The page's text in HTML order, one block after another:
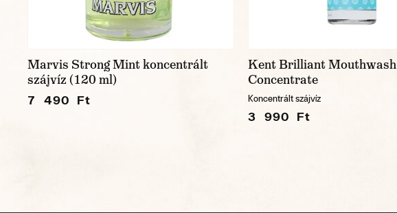
Marvis Strong Mint koncentrált
szájvíz (120 ml)
7 490 Ft
Kent Brilliant Mouthwash
Concentrate
Koncentrált szájvíz
3 990 Ft